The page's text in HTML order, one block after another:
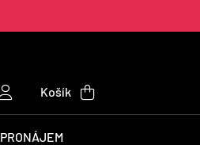
Košík
PRONÁJEM